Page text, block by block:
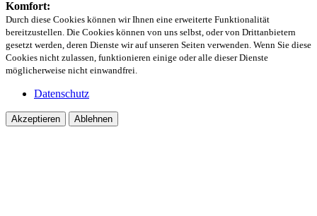
Komfort:
Durch diese Cookies können wir Ihnen eine erweiterte Funktionalität
bereitzustellen. Die Cookies können von uns selbst, oder von Drittanbietern
gesetzt werden, deren Dienste wir auf unseren Seiten verwenden. Wenn Sie diese
Cookies nicht zulassen, funktionieren einige oder alle dieser Dienste
möglicherweise nicht einwandfrei.
Datenschutz
Akzeptieren Ablehnen